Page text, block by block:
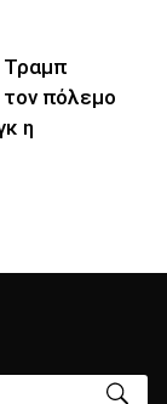
Τραμπ
τον πόλεμο
η